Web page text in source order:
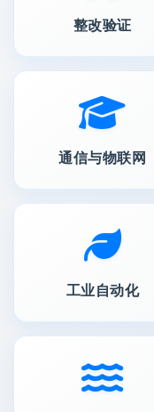
整改验证
通信与物联网
工业自动化